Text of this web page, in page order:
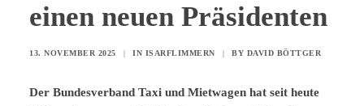
einen neuen Präsidenten
13. NOVEMBER 2025 | IN ISARFLIMMERN | BY DAVID BÖTTGER
Der Bundesverband Taxi und Mietwagen hat seit heute